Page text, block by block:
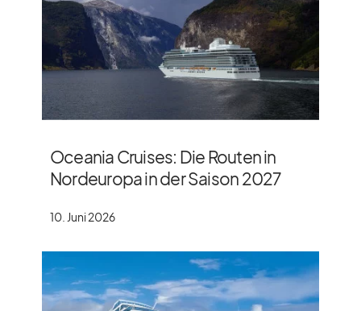
Oceania Cruises: Die Routen in
Nordeuropa in der Saison 2027
10. Juni 2026